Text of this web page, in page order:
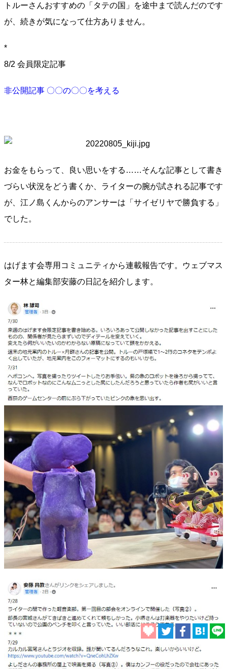
トルーさんおすすめの「タテの国」を途中まで読んだのです
が、続きが気になって仕方ありません。
*
8/2 会員限定記事
非公開記事 〇〇の〇〇を考える
お金をもらって、良い思いをする……そんな記事として書き
づらい状況をどう書くか、ライターの腕が試される記事です
が、江ノ島くんからのアンサーは「サイゼリヤで勝負する」
でした。
はげます会専用コミュニティから連載報告です。ウェブマス
ター林と編集部安藤の日記を紹介します。